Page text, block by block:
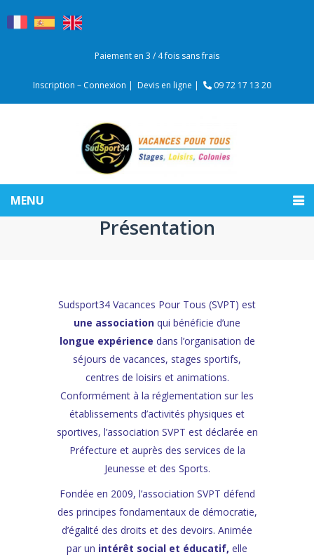
Paiement en 3 / 4 fois sans frais
Inscription – Connexion | Devis en ligne | 09 72 17 13 20
MENU
Présentation
Sudsport34 Vacances Pour Tous (SVPT) est
une association qui bénéficie d’une
longue expérience dans l’organisation de
séjours de vacances, stages sportifs,
centres de loisirs et animations.
Conformément à la réglementation sur les
établissements d’activités physiques et
sportives, l’association SVPT est déclarée en
Préfecture et auprès des services de la
Jeunesse et des Sports.
Fondée en 2009, l’association SVPT défend
des principes fondamentaux de démocratie,
d’égalité des droits et des devoirs. Animée
par un intérêt social et éducatif, elle